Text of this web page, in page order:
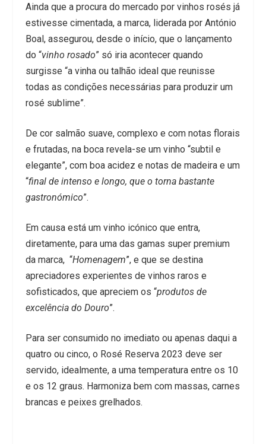
Ainda que a procura do mercado por vinhos rosés já
estivesse cimentada, a marca, liderada por António
Boal, assegurou, desde o início, que o lançamento
do “vinho rosado” só iria acontecer quando
surgisse “a vinha ou talhão ideal que reunisse
todas as condições necessárias para produzir um
rosé sublime”.
De cor salmão suave, complexo e com notas florais
e frutadas, na boca revela-se um vinho “subtil e
elegante”, com boa acidez e notas de madeira e um
“final de intenso e longo, que o torna bastante
gastronómico”.
Em causa está um vinho icónico que entra,
diretamente, para uma das gamas super premium
da marca, “Homenagem”, e que se destina
apreciadores experientes de vinhos raros e
sofisticados, que apreciem os “produtos de
excelência do Douro”.
Para ser consumido no imediato ou apenas daqui a
quatro ou cinco, o Rosé Reserva 2023 deve ser
servido, idealmente, a uma temperatura entre os 10
e os 12 graus. Harmoniza bem com massas, carnes
brancas e peixes grelhados.